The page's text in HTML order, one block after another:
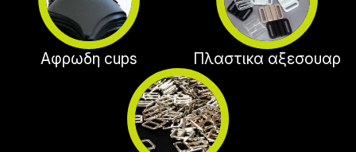
Αφρωδη cups Πλαστικα αξεσουαρ